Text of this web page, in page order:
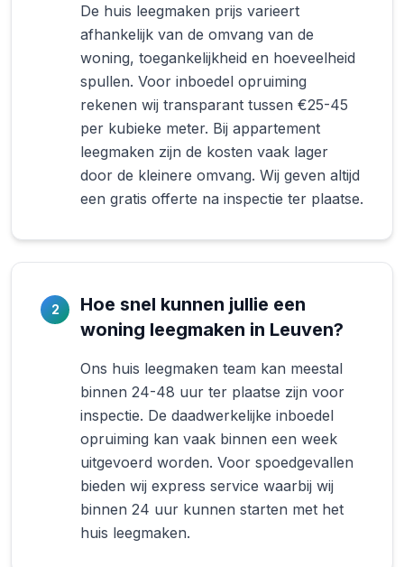
De huis leegmaken prijs varieert
afhankelijk van de omvang van de
woning, toegankelijkheid en hoeveelheid
spullen. Voor inboedel opruiming
rekenen wij transparant tussen €25-45
per kubieke meter. Bij appartement
leegmaken zijn de kosten vaak lager
door de kleinere omvang. Wij geven altijd
een gratis offerte na inspectie ter plaatse.
2
Hoe snel kunnen jullie een
woning leegmaken in Leuven?
Ons huis leegmaken team kan meestal
binnen 24-48 uur ter plaatse zijn voor
inspectie. De daadwerkelijke inboedel
opruiming kan vaak binnen een week
uitgevoerd worden. Voor spoedgevallen
bieden wij express service waarbij wij
binnen 24 uur kunnen starten met het
huis leegmaken.